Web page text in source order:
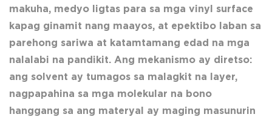
makuha, medyo ligtas para sa mga vinyl surface
kapag ginamit nang maayos, at epektibo laban sa
parehong sariwa at katamtamang edad na mga
nalalabi na pandikit. Ang mekanismo ay diretso:
ang solvent ay tumagos sa malagkit na layer,
nagpapahina sa mga molekular na bono
hanggang sa ang materyal ay maging masunurin